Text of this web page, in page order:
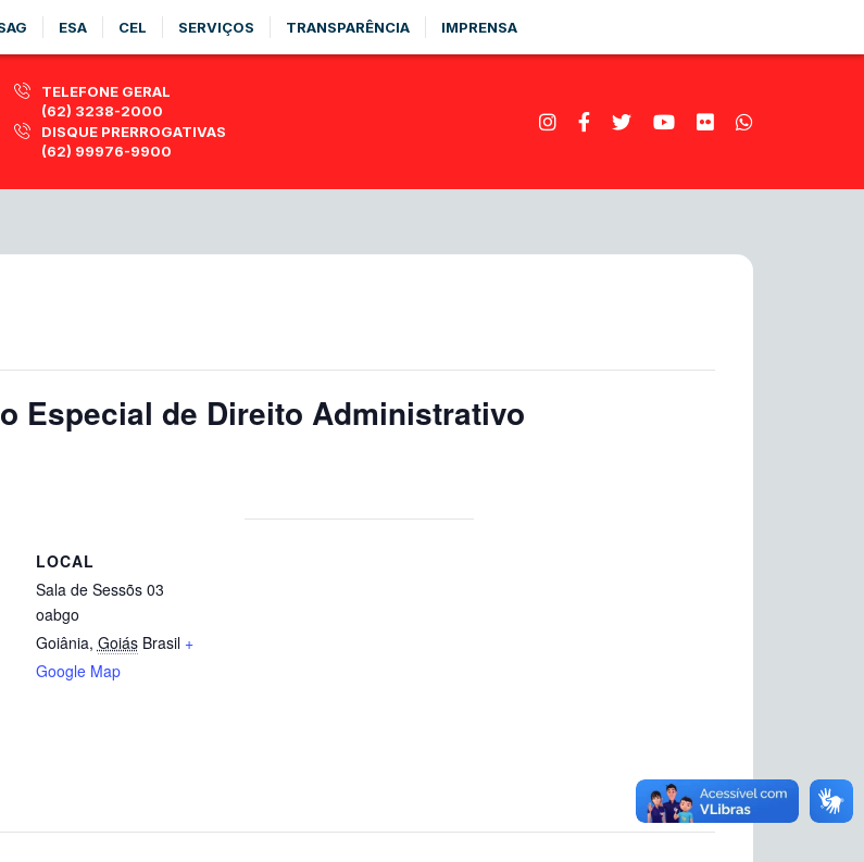
ESA CEL SERVIÇOS TRANSPARÊNCIA IMPRENSA
TELEFONE GERAL
(62) 3238-2000
DISQUE PRERROGATIVAS
(62) 99976-9900
Especial de Direito Administrativo
LOCAL
Sala de Sessõs 03
oabgo
Goiânia, Goiás Brasil +
Google Map